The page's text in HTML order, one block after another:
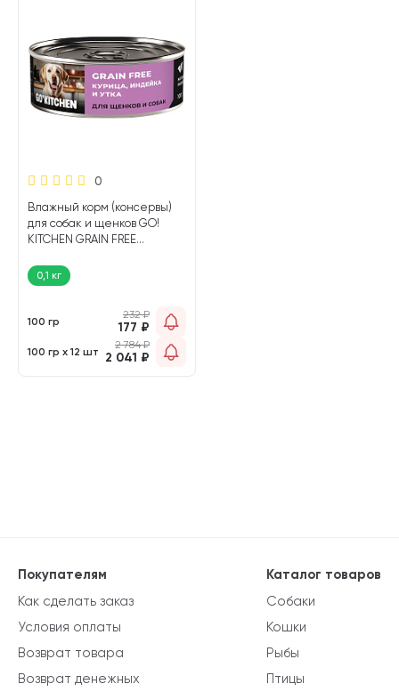
0
Влажный корм (консервы)
для собак и щенков GO!
KITCHEN GRAIN FREE
индейка, утка (100 гр)
0,1 кг
100 гр
232₽
177 ₽
100 гр х 12 шт
2 784₽
2 041 ₽
Каталог товаров
Собаки
Кошки
Рыбы
Птицы
Покупателям
Как сделать заказ
Условия оплаты
Возврат товара
Возврат денежных